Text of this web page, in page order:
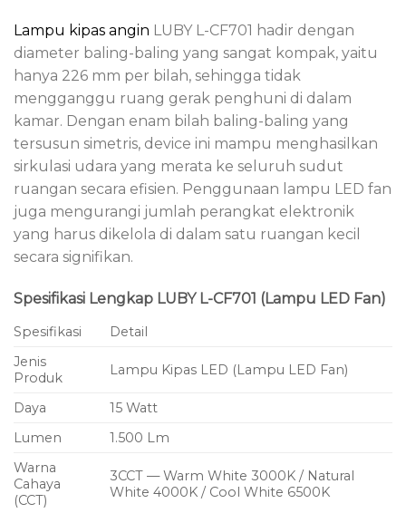
Lampu kipas angin LUBY L-CF701 hadir dengan
diameter baling-baling yang sangat kompak, yaitu
hanya 226 mm per bilah, sehingga tidak
mengganggu ruang gerak penghuni di dalam
kamar. Dengan enam bilah baling-baling yang
tersusun simetris, device ini mampu menghasilkan
sirkulasi udara yang merata ke seluruh sudut
ruangan secara efisien. Penggunaan lampu LED fan
juga mengurangi jumlah perangkat elektronik
yang harus dikelola di dalam satu ruangan kecil
secara signifikan.
Spesifikasi Lengkap LUBY L-CF701 (Lampu LED Fan)
Spesifikasi
Detail
Jenis
Produk
Lampu Kipas LED (Lampu LED Fan)
Daya
15 Watt
Lumen
1.500 Lm
Warna
Cahaya
(CCT)
3CCT — Warm White 3000K / Natural
White 4000K / Cool White 6500K